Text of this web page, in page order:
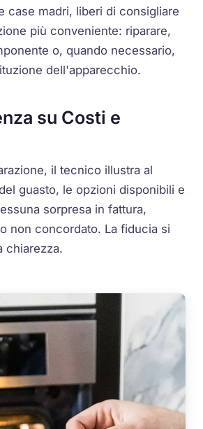
case madri, liberi di consigliare
più conveniente: riparare,
o, quando necessario,
dell'apparecchio.
su Costi e
il tecnico illustra al
guasto, le opzioni disponibili e
sorpresa in fattura,
non concordato. La fiducia si
chiarezza.